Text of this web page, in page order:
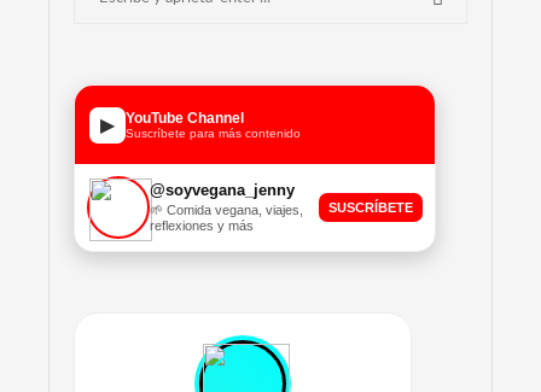
▶ YouTube Channel
Suscríbete para más contenido
@soyvegana_jenny
🌱 Comida vegana, viajes,
reflexiones y más
SUSCRÍBETE